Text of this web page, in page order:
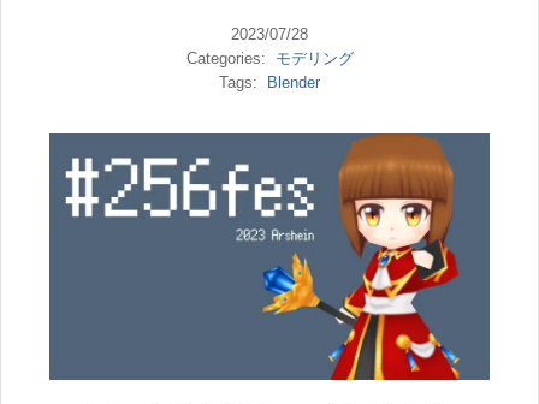
2023/07/28
Categories:
モデリング
Tags:
Blender